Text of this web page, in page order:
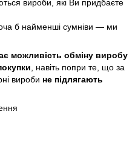
вироби, які Ви придбаєте
б найменші сумніви — ми
можливість обміну виробу
, навіть попри те, що за
вироби не підлягають